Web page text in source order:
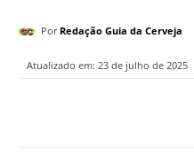
Por Redação Guia da Cerveja
Atualizado em: 23 de julho de 2025